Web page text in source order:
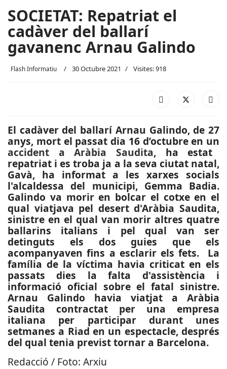
SOCIETAT: Repatriat el
cadàver del ballarí
gavanenc Arnau Galindo
Flash Informatiu 30 Octubre 2021 Visites: 918
El cadàver del ballarí Arnau Galindo, de 27
anys, mort el passat dia 16 d’octubre en un
accident a Aràbia Saudita, ha estat
repatriat i es troba ja a la seva ciutat natal,
Gavà, ha informat a les xarxes socials
l'alcaldessa del municipi, Gemma Badia.
Galindo va morir en bolcar el cotxe en el
qual viatjava pel desert d'Aràbia Saudita,
sinistre en el qual van morir altres quatre
ballarins italians i pel qual van ser
detinguts els dos guies que els
acompanyaven fins a esclarir els fets. La
família de la víctima havia criticat en els
passats dies la falta d'assistència i
informació oficial sobre el fatal sinistre.
Arnau Galindo havia viatjat a Aràbia
Saudita contractat per una empresa
italiana per participar durant unes
setmanes a Riad en un espectacle, després
del qual tenia previst tornar a Barcelona.
Redacció / Foto: Arxiu